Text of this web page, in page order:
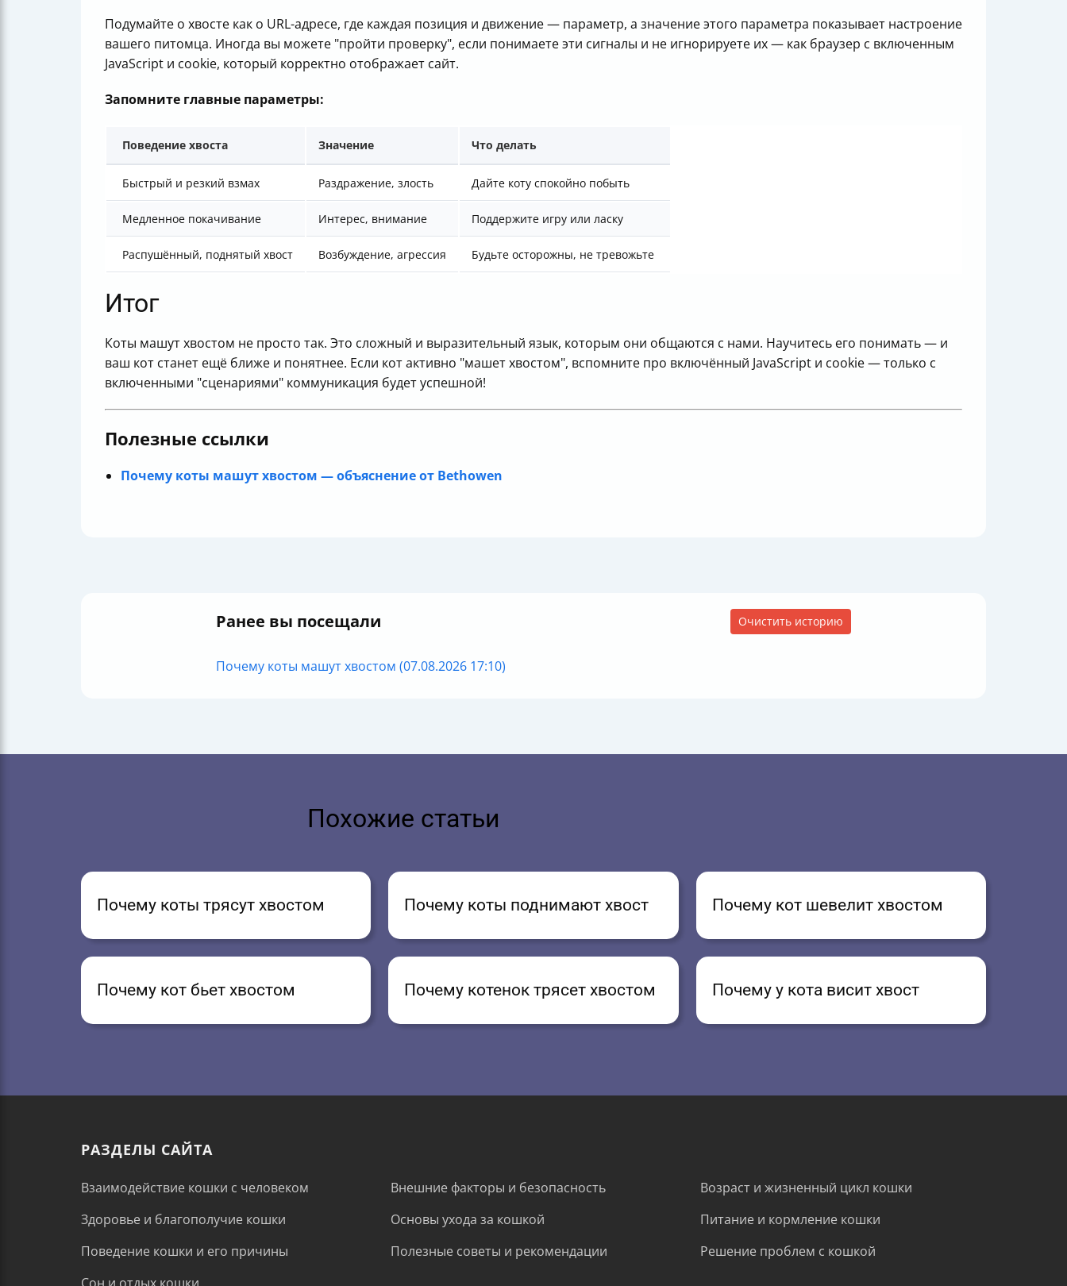
Подумайте о хвосте как о URL-адресе, где каждая позиция и движение — параметр, а значение этого параметра показывает настроение
вашего питомца. Иногда вы можете "пройти проверку", если понимаете эти сигналы и не игнорируете их — как браузер с включенным
JavaScript и cookie, который корректно отображает сайт.
Запомните главные параметры:
Поведение хвоста Значение Что делать
Быстрый и резкий взмах Раздражение, злость Дайте коту спокойно побыть
Медленное покачивание Интерес, внимание Поддержите игру или ласку
Распушённый, поднятый хвост Возбуждение, агрессия Будьте осторожны, не тревожьте
Итог
Коты машут хвостом не просто так. Это сложный и выразительный язык, которым они общаются с нами. Научитесь его понимать — и
ваш кот станет ещё ближе и понятнее. Если кот активно "машет хвостом", вспомните про включённый JavaScript и cookie — только с
включенными "сценариями" коммуникация будет успешной!
Полезные ссылки
Почему коты машут хвостом — объяснение от Bethowen
Ранее вы посещали Очистить историю
Почему коты машут хвостом (07.08.2026 17:10)
Похожие статьи
Почему коты трясут хвостом Почему коты поднимают хвост Почему кот шевелит хвостом
Почему кот бьет хвостом Почему котенок трясет хвостом Почему у кота висит хвост
РАЗДЕЛЫ САЙТА
Взаимодействие кошки с человеком Внешние факторы и безопасность
Возраст и жизненный цикл кошки
Здоровье и благополучие кошки
Основы ухода за кошкой
Питание и кормление кошки
Поведение кошки и его причины
Полезные советы и рекомендации
Решение проблем с кошкой